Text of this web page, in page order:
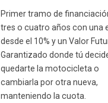
Primer tramo de
tres o cuatro años con una
desde el 10% y un Valor
Garantizado donde tú
quedarte la motocicleta o
cambiarla por otra nueva,
manteniendo la cuota.